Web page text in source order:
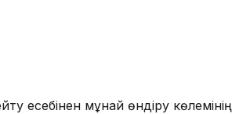
есебінен мұнай өндіру көлемінің